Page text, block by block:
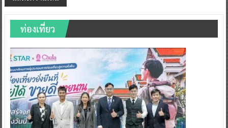
ท่องเที่ยว